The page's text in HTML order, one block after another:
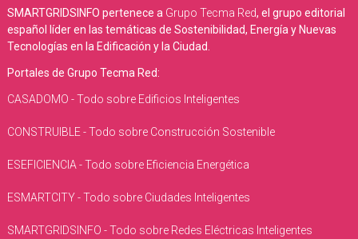
SMARTGRIDSINFO pertenece a Grupo Tecma Red, el grupo editorial
español líder en las temáticas de Sostenibilidad, Energía y Nuevas
Tecnologías en la Edificación y la Ciudad.
Portales de Grupo Tecma Red:
CASADOMO - Todo sobre Edificios Inteligentes
CONSTRUIBLE - Todo sobre Construcción Sostenible
ESEFICIENCIA - Todo sobre Eficiencia Energética
ESMARTCITY - Todo sobre Ciudades Inteligentes
SMARTGRIDSINFO - Todo sobre Redes Eléctricas Inteligentes